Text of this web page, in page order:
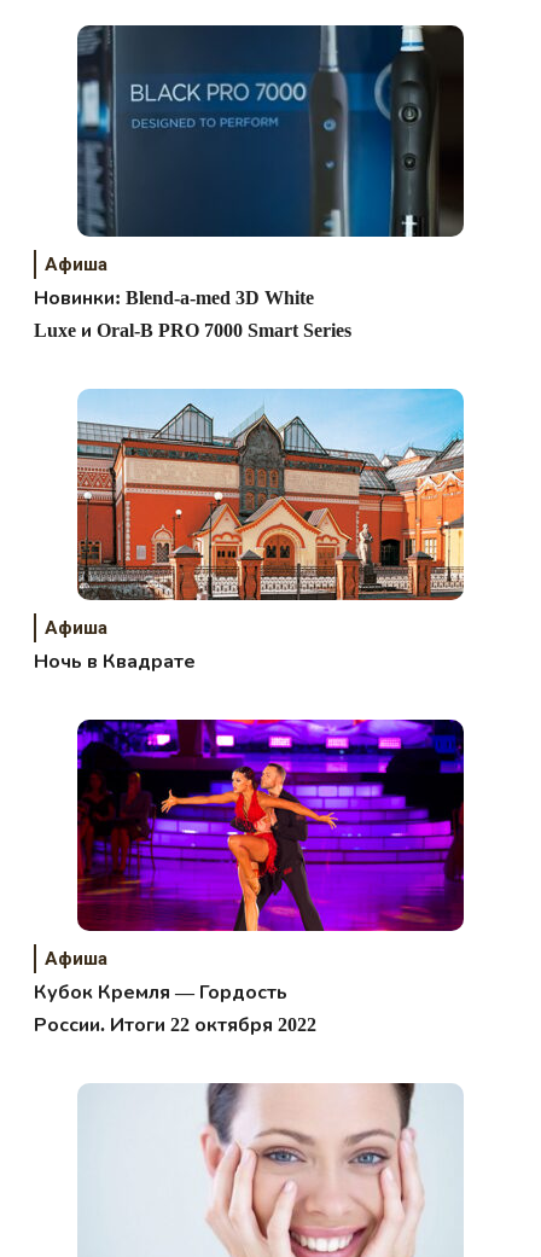
Афиша
Новинки: Blend-a-med 3D White
Luxe и Oral-B PRO 7000 Smart Series
Афиша
Ночь в Квадрате
Афиша
Кубок Кремля — Гордость
России. Итоги 22 октября 2022